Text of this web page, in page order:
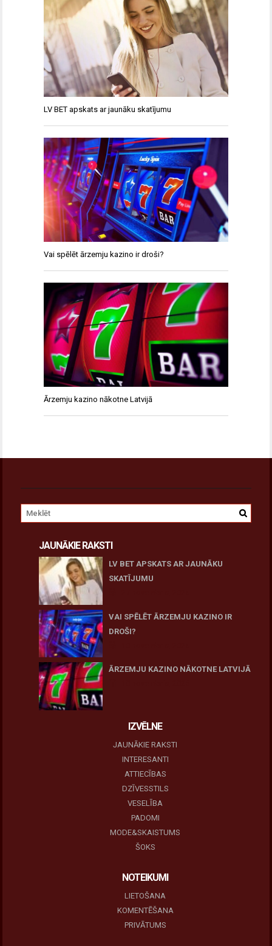
LV BET apskats ar jaunāku skatījumu
Vai spēlēt ārzemju kazino ir droši?
Ārzemju kazino nākotne Latvijā
JAUNĀKIE RAKSTI
LV BET APSKATS AR JAUNĀKU
SKATĪJUMU
VAI SPĒLĒT ĀRZEMJU KAZINO IR
DROŠI?
ĀRZEMJU KAZINO NĀKOTNE LATVIJĀ
IZVĒLNE
JAUNĀKIE RAKSTI
INTERESANTI
ATTIECĪBAS
DZĪVESSTILS
VESELĪBA
PADOMI
MODE&SKAISTUMS
ŠOKS
NOTEIKUMI
LIETOŠANA
KOMENTĒŠANA
PRIVĀTUMS